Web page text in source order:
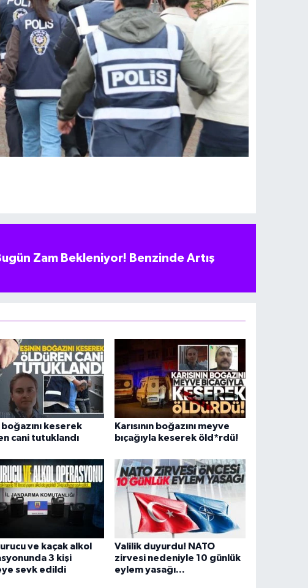
Zam Bekleniyor! Benzinde Artış
boğazını keserek
cani tutuklandı
Karısının boğazını meyve
bıçağıyla keserek öld*rdü!
ve kaçak alkol
3 kişi
sevk edildi
Valilik duyurdu! NATO
zirvesi nedeniyle 10 günlük
eylem yasağı...